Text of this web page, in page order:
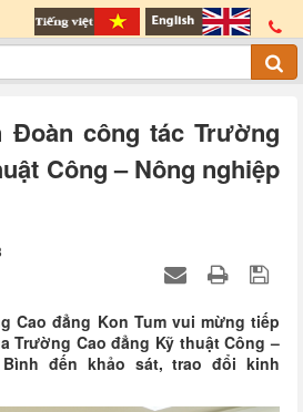
Đoàn công tác Trường
Công – Nông nghiệp
Cao đẳng Kon Tum vui mừng tiếp
Trường Cao đẳng Kỹ thuật Công –
Bình đến khảo sát, trao đổi kinh